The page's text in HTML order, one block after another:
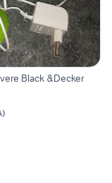
Black &Decker
)